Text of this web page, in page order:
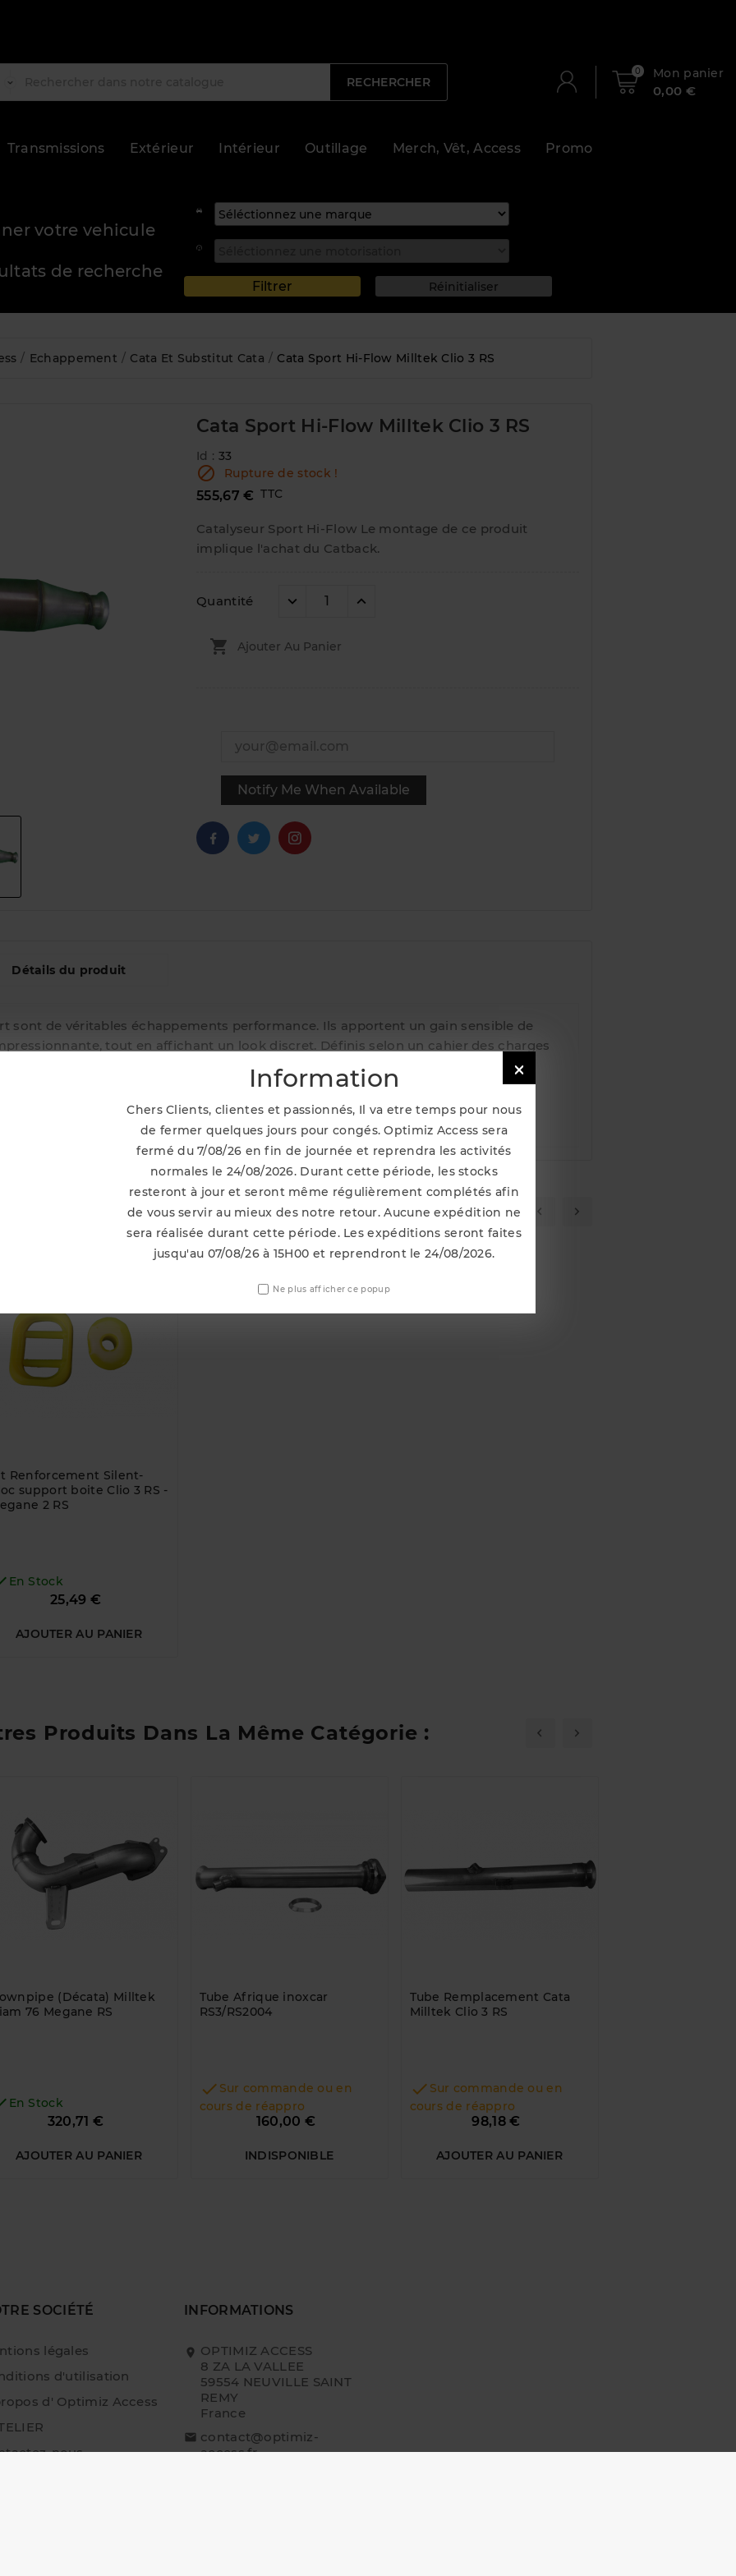
RECHERCHER
0 Mon panier
0,00 €
Transmissions Extérieur Intérieur Outillage Merch, Vêt, Access Promo
votre vehicule
de recherche
Echappement Cata Et Substitut Cata Cata Sport Hi-Flow Milltek Clio 3 RS
Cata Sport Hi-Flow Milltek Clio 3 RS
Id : 33
 Rupture de stock !
555,67 € TTC
Catalyseur Sport Hi-Flow Le montage de ce produit
implique l'achat du Catback.
Quantité
 Ajouter Au Panier
Notify Me When Available
Détails du produit
sont de véritables échappements performance. Ils apportent un gain sensible de
tout en affichant un look discret. Définis selon un cahier des charges
sportive, ils sont tous étudiés pour donner le maximum de performance.
qualité avion type 304 antimagnétique, donc moins susceptible à la
Milltek affichent tous un diamètre beaucoup plus élevé que celui d'origine pour
sans perte de couple.
Ont Acheté Ce Produit Ont Également Acheté...
Renforcement Silent-
support boite Clio 3 RS -
2 RS
En Stock
25,49 €
AJOUTER AU PANIER
Produits Dans La Même Catégorie :
(Décata) Milltek
76 Megane RS
En Stock
320,71 €
AJOUTER AU PANIER
Tube Afrique inoxcar
RS3/RS2004
 Sur commande ou en
cours de réappro
160,00 €
INDISPONIBLE
Tube Remplacement Cata
Milltek Clio 3 RS
 Sur commande ou en
cours de réappro
98,18 €
AJOUTER AU PANIER

Information
Chers Clients, clientes et passionnés, Il va etre temps pour nous
de fermer quelques jours pour congés. Optimiz Access sera
fermé du 7/08/26 en fin de journée et reprendra les activités
normales le 24/08/2026. Durant cette période, les stocks
resteront à jour et seront même régulièrement complétés afin
de vous servir au mieux des notre retour. Aucune expédition ne
sera réalisée durant cette période. Les expéditions seront faites
jusqu'au 07/08/26 à 15H00 et reprendront le 24/08/2026.
Ne plus afficher ce popup
SOCIÉTÉ
légales
d'utilisation
d' Optimiz Access
nous
INFORMATIONS
OPTIMIZ ACCESS
8 ZA LA VALLEE
59554 NEUVILLE SAINT
REMY
France
contact@optimiz-
access.fr